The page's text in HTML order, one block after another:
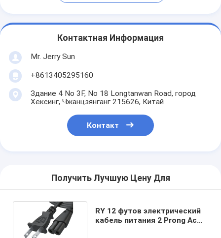
Контактная Информация
Mr. Jerry Sun
+8613405295160
Здание 4 No 3F, No 18 Longtanwan Road, город
Хексинг, Чжанцзянганг 215626, Китай
Контакт
Получить Лучшую Цену Для
RY 12 футов электрический
кабель питания 2 Prong Ac